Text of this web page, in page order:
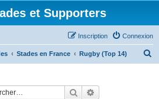
et Supporters
Connexion
Inscription
Stades en France Rugby (Top 14)
Rechercher